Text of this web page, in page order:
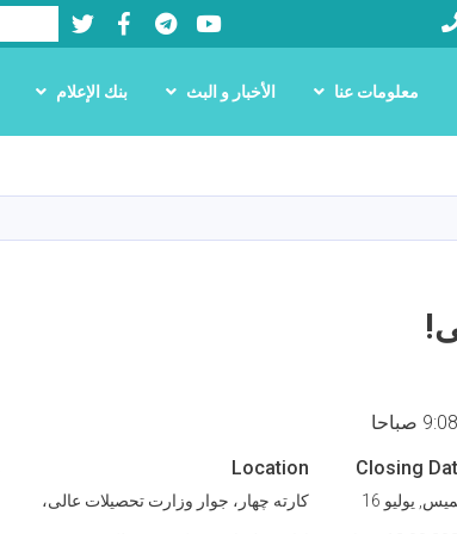
الرئيسي
Youtube
LinkedIn
Facebook
Twitter
بحث
معلومات عنا الأخبار و البث بنك الإعلام
Closing
خميس, يوليو 16
Location
کارته چهار، جوار وزارت تحصیلات عالی،